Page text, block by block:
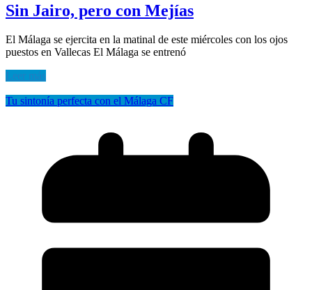
Sin Jairo, pero con Mejías
El Málaga se ejercita en la matinal de este miércoles con los ojos
puestos en Vallecas El Málaga se entrenó
Leer más
Tu sintonía perfecta con el Málaga CF